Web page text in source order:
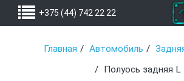
+375 (44) 742 22 22
Главная Автомобиль
Полуось задняя L